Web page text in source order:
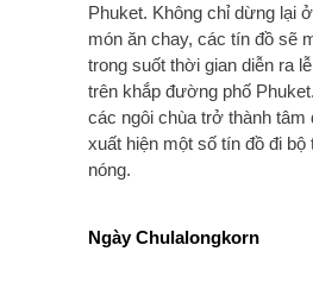
Phuket. Không chỉ dừng lại
món ăn chay, các tín đồ sẽ
trong suốt thời gian diễn ra
trên khắp đường phố
các ngôi chùa trở thành tâm
xuất hiện một số tín đồ đi bộ
nóng.
Ngày Chulalongkorn